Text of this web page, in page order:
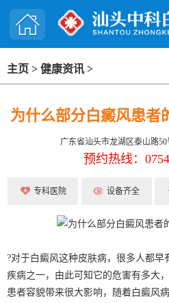
主页 > 健康资讯 >
为什么部分白癜风患者
广东省汕头市龙湖区泰山路
预约热线：
专科医院 设备齐全
?对于白癜风这种皮肤病，很多人都
疾病之一，由此可知它的危害有多大
患者容貌带来很大影响，随着白癜风